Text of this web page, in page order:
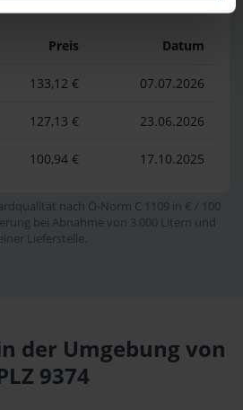
Preis Datum
133,12 € 07.07.2026
127,13 € 23.06.2026
100,94 € 17.10.2025
nach Ö-Norm C 1109 in € / 100
bei Abnahme von 3.000 Litern und
Lieferstelle.
der Umgebung von
9374